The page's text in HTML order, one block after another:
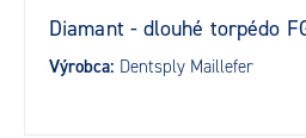
Diamant - dlouhé torpédo
Výrobca: Dentsply Maillefer